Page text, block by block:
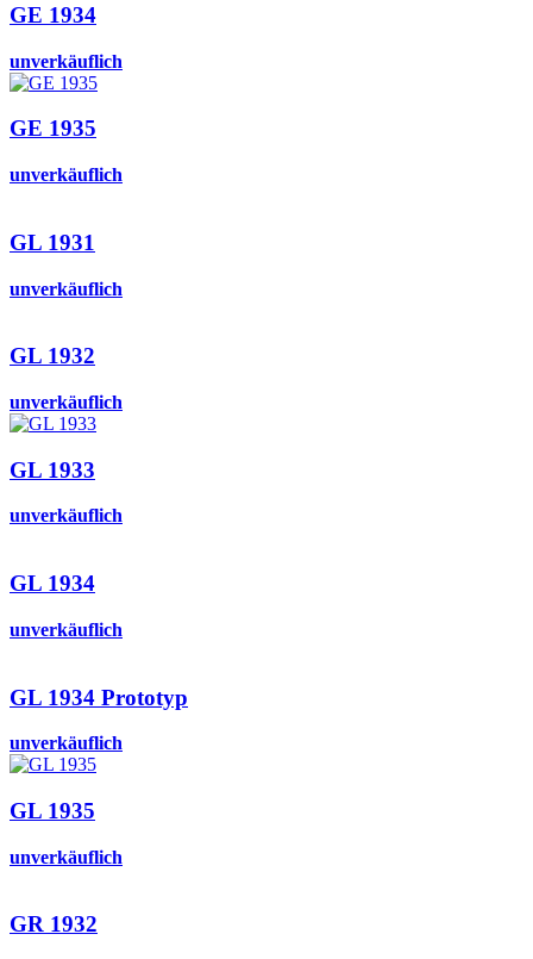
GE 1934
unverkäuflich
GE 1935
unverkäuflich
GL 1931
unverkäuflich
GL 1932
unverkäuflich
GL 1933
unverkäuflich
GL 1934
unverkäuflich
GL 1934 Prototyp
unverkäuflich
GL 1935
unverkäuflich
GR 1932